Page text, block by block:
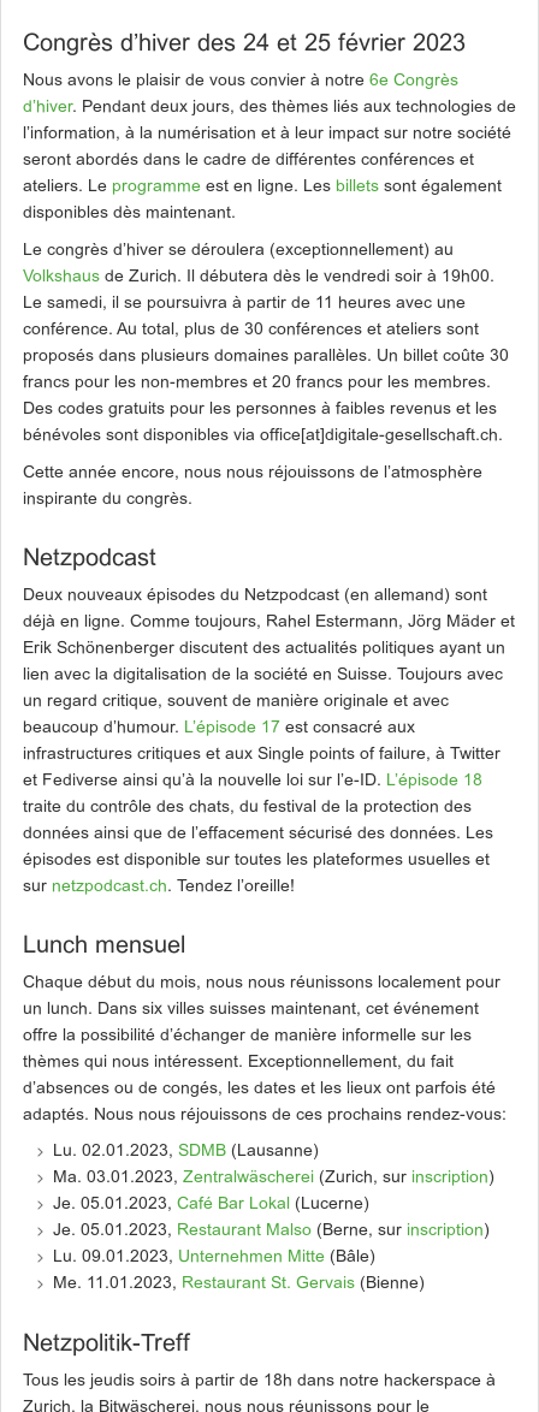
Congrès d’hiver des 24 et 25 février 2023
Nous avons le plaisir de vous convier à notre 6e Congrès
d’hiver. Pendant deux jours, des thèmes liés aux technologies de
l’information, à la numérisation et à leur impact sur notre société
seront abordés dans le cadre de différentes conférences et
ateliers. Le programme est en ligne. Les billets sont également
disponibles dès maintenant.
Le congrès d’hiver se déroulera (exceptionnellement) au
Volkshaus de Zurich. Il débutera dès le vendredi soir à 19h00.
Le samedi, il se poursuivra à partir de 11 heures avec une
conférence. Au total, plus de 30 conférences et ateliers sont
proposés dans plusieurs domaines parallèles. Un billet coûte 30
francs pour les non-membres et 20 francs pour les membres.
Des codes gratuits pour les personnes à faibles revenus et les
bénévoles sont disponibles via office[at]digitale-gesellschaft.ch.
Cette année encore, nous nous réjouissons de l’atmosphère
inspirante du congrès.
Netzpodcast
Deux nouveaux épisodes du Netzpodcast (en allemand) sont
déjà en ligne. Comme toujours, Rahel Estermann, Jörg Mäder et
Erik Schönenberger discutent des actualités politiques ayant un
lien avec la digitalisation de la société en Suisse. Toujours avec
un regard critique, souvent de manière originale et avec
beaucoup d’humour. L’épisode 17 est consacré aux
infrastructures critiques et aux Single points of failure, à Twitter
et Fediverse ainsi qu’à la nouvelle loi sur l’e-ID. L’épisode 18
traite du contrôle des chats, du festival de la protection des
données ainsi que de l’effacement sécurisé des données. Les
épisodes est disponible sur toutes les plateformes usuelles et
sur netzpodcast.ch. Tendez l’oreille!
Lunch mensuel
Chaque début du mois, nous nous réunissons localement pour
un lunch. Dans six villes suisses maintenant, cet événement
offre la possibilité d’échanger de manière informelle sur les
thèmes qui nous intéressent. Exceptionnellement, du fait
d’absences ou de congés, les dates et les lieux ont parfois été
adaptés. Nous nous réjouissons de ces prochains rendez-vous:
Lu. 02.01.2023, SDMB (Lausanne)
Ma. 03.01.2023, Zentralwäscherei (Zurich, sur inscription)
Je. 05.01.2023, Café Bar Lokal
(Lucerne)
Je. 05.01.2023, Restaurant Malso (Berne, sur inscription)
Lu. 09.01.2023, Unternehmen Mitte (Bâle)
Me. 11.01.2023, Restaurant St. Gervais (Bienne)
Netzpolitik-Treff
Tous les jeudis soirs à partir de 18h dans notre hackerspace à
Zurich, la Bitwäscherei, nous nous réunissons pour le